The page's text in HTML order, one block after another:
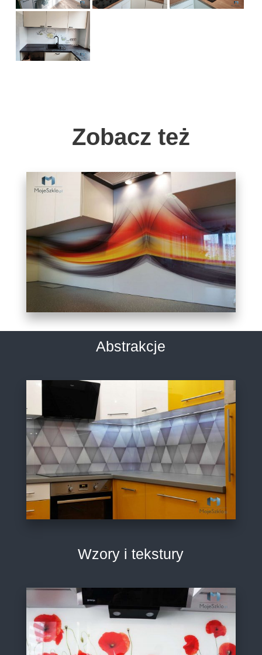
Zobacz też
Abstrakcje
Wzory i tekstury